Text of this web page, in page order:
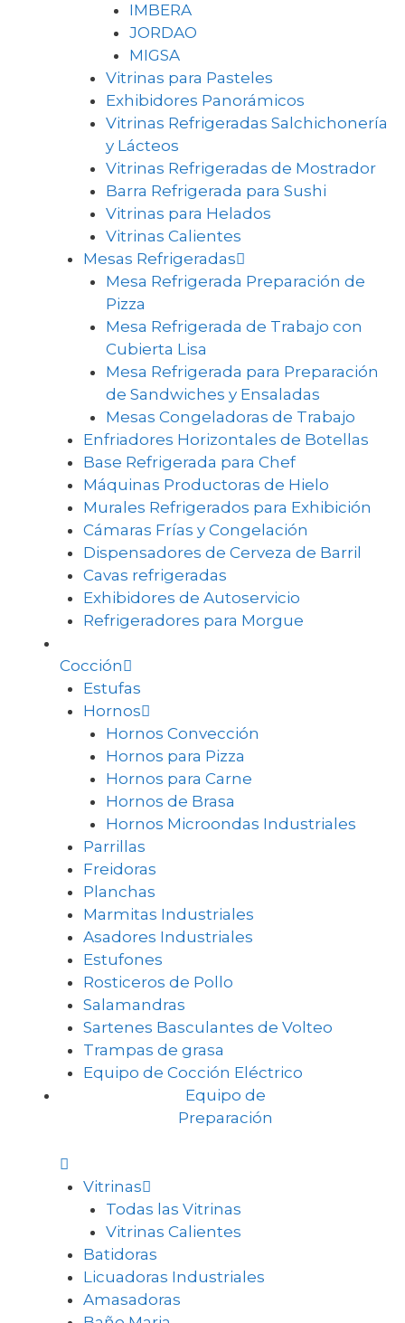
IMBERA
JORDAO
MIGSA
Vitrinas para Pasteles
Exhibidores Panorámicos
Vitrinas Refrigeradas Salchichonería
y Lácteos
Vitrinas Refrigeradas de Mostrador
Barra Refrigerada para Sushi
Vitrinas para Helados
Vitrinas Calientes
Mesas Refrigeradas
Mesa Refrigerada Preparación de
Pizza
Mesa Refrigerada de Trabajo con
Cubierta Lisa
Mesa Refrigerada para Preparación
de Sandwiches y Ensaladas
Mesas Congeladoras de Trabajo
Enfriadores Horizontales de Botellas
Base Refrigerada para Chef
Máquinas Productoras de Hielo
Murales Refrigerados para Exhibición
Cámaras Frías y Congelación
Dispensadores de Cerveza de Barril
Cavas refrigeradas
Exhibidores de Autoservicio
Refrigeradores para Morgue
Cocción
Estufas
Hornos
Hornos Convección
Hornos para Pizza
Hornos para Carne
Hornos de Brasa
Hornos Microondas Industriales
Parrillas
Freidoras
Planchas
Marmitas Industriales
Asadores Industriales
Estufones
Rosticeros de Pollo
Salamandras
Sartenes Basculantes de Volteo
Trampas de grasa
Equipo de Cocción Eléctrico
Equipo de
Preparación
Vitrinas
Todas las Vitrinas
Vitrinas Calientes
Batidoras
Licuadoras Industriales
Amasadoras